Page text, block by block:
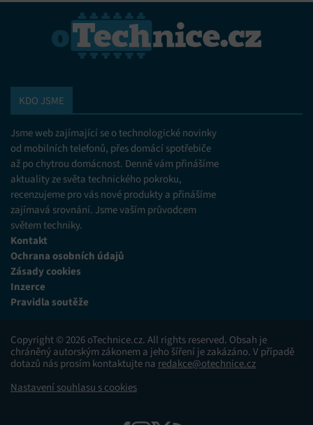
KDO JSME
Jsme web zajímající se o technologické novinky
od mobilních telefonů, přes domácí spotřebiče
až po chytrou domácnost. Denně vám přinášíme
aktuality ze světa technického pokroku,
recenzujeme pro vás nové produkty a přinášíme
zajímavá srovnání. Jsme vaším průvodcem
světem techniky.
Kontakt
Ochrana osobních údajů
Zásady cookies
Inzerce
Pravidla soutěže
Copyright © 2026 oTechnice.cz. All rights reserved. Obsah je
chráněný autorským zákonem a jeho šíření je zakázáno. V případě
dotazů nás prosím kontaktujte na redakce@otechnice.cz
Nastavení souhlasu s cookies